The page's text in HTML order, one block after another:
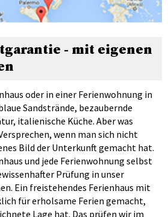
- mit eigenen
oder in einer Ferienwohnung in
Sandstrände, bezaubernde
italienische Küche. Aber was
wenn man sich nicht
Bild der Unterkunft gemacht hat.
und jede Ferienwohnung selbst
Prüfung in unser
Ein freistehendes Ferienhaus mit
für erholsame Ferien gemacht,
Lage hat. Das prüfen wir im